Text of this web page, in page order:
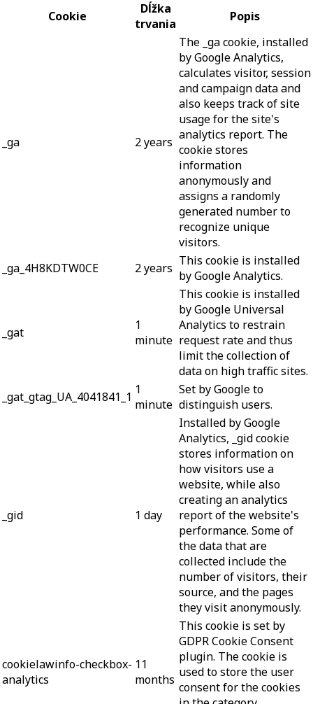
Cookie
Dĺžka
trvania
Popis
_ga 2 years
The _ga cookie, installed
by Google Analytics,
calculates visitor, session
and campaign data and
also keeps track of site
usage for the site's
analytics report. The
cookie stores
information
anonymously and
assigns a randomly
generated number to
recognize unique
visitors.
_ga_4H8KDTW0CE
2 years This cookie is installed
by Google Analytics.
_gat
1
minute
This cookie is installed
by Google Universal
Analytics to restrain
request rate and thus
limit the collection of
data on high traffic sites.
_gat_gtag_UA_4041841_1 1
minute
Set by Google to
distinguish users.
_gid 1 day
Installed by Google
Analytics, _gid cookie
stores information on
how visitors use a
website, while also
creating an analytics
report of the website's
performance. Some of
the data that are
collected include the
number of visitors, their
source, and the pages
they visit anonymously.
cookielawinfo-checkbox-
analytics
11
months
This cookie is set by
GDPR Cookie Consent
plugin. The cookie is
used to store the user
consent for the cookies